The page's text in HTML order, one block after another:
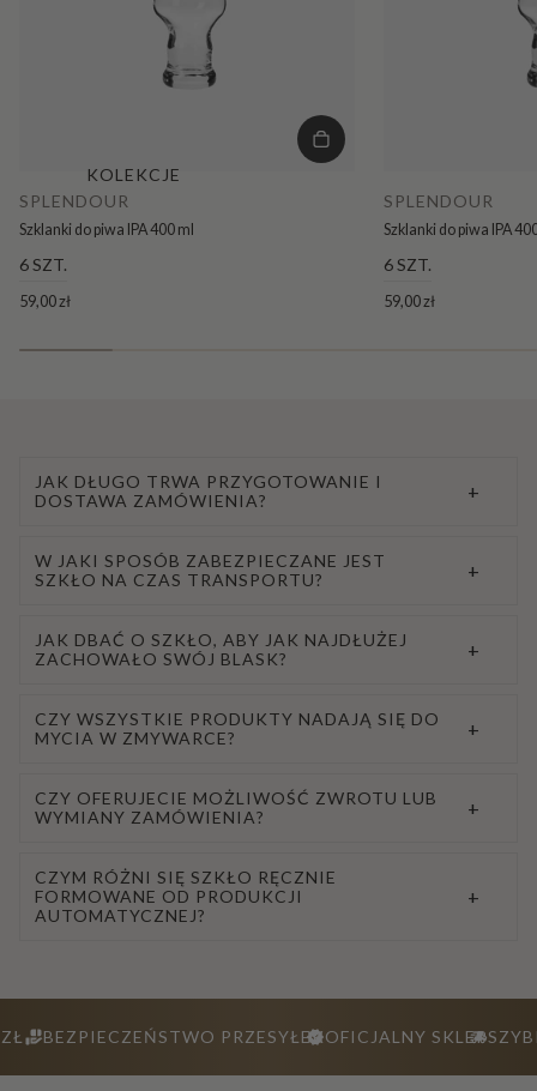
KOLEKCJE
SPLENDOUR
Szklanki do piwa IPA 400 ml
6 SZT.
59,00 zł
SPLENDOUR
Szklanki do piwa IPA
6 SZT.
59,00 zł
JAK DŁUGO TRWA PRZYGOTOWANIE I
DOSTAWA ZAMÓWIENIA?
+
W JAKI SPOSÓB ZABEZPIECZANE JEST
SZKŁO NA CZAS TRANSPORTU?
+
JAK DBAĆ O SZKŁO, ABY JAK NAJDŁUŻEJ
ZACHOWAŁO SWÓJ BLASK?
+
CZY WSZYSTKIE PRODUKTY NADAJĄ SIĘ DO
MYCIA W ZMYWARCE?
+
CZY OFERUJECIE MOŻLIWOŚĆ ZWROTU LUB
WYMIANY ZAMÓWIENIA?
+
CZYM RÓŻNI SIĘ SZKŁO RĘCZNIE
FORMOWANE OD PRODUKCJI
AUTOMATYCZNEJ?
+
BEZPIECZEŃSTWO PRZESYŁEKOFICJALNY SKLEP